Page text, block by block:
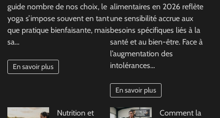
guide nombre de nos choix, le
yoga s’impose souvent en tant
que pratique bienfaisante, mais
sa…
En savoir plus
alimentaires en 2026 reflète
une sensibilité accrue aux
besoins spécifiques liés à la
santé et au bien-être. Face à
l’augmentation des
intolérances…
En savoir plus
Nutrition et
Comment la